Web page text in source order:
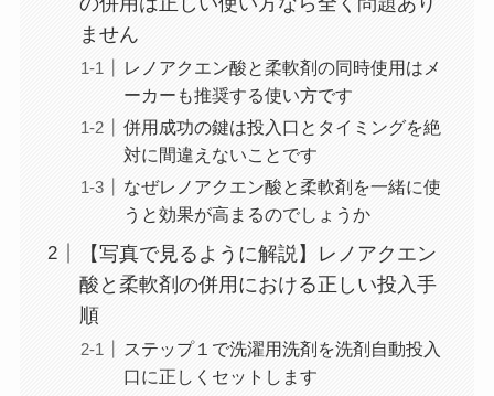
ません
レノアクエン酸と柔軟剤の同時使用はメ
ーカーも推奨する使い方です
併用成功の鍵は投入口とタイミングを絶
対に間違えないことです
なぜレノアクエン酸と柔軟剤を一緒に使
うと効果が高まるのでしょうか
【写真で見るように解説】レノアクエン
酸と柔軟剤の併用における正しい投入手
順
ステップ１で洗濯用洗剤を洗剤自動投入
口に正しくセットします